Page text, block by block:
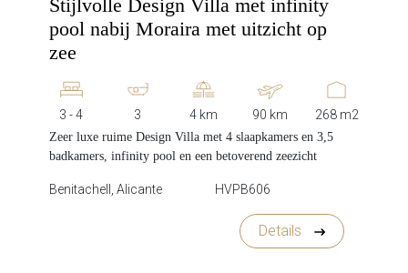
Stijlvolle Design Villa met infinity
pool nabij Moraira met uitzicht op
zee
3 - 4 3 4 km 90 km 268 m2
Zeer luxe ruime Design Villa met 4 slaapkamers en 3,5
badkamers, infinity pool en een betoverend zeezicht
Benitachell, Alicante HVPB606
Details